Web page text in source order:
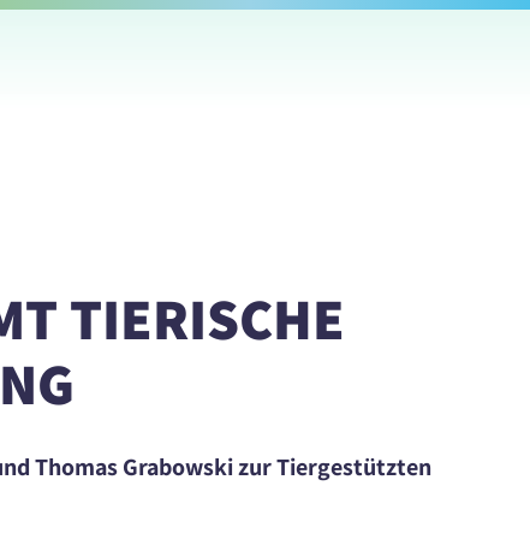
TIERISCHE
Thomas Grabowski zur Tiergestützten